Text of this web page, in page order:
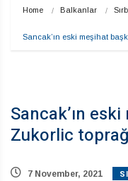
Home Balkanlar
Sancak’ın eski meşihat
Sancak’ın
Zukorlic
7 November, 2021